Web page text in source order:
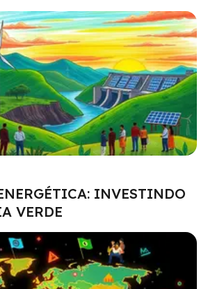
INVESTINDO
VERDE